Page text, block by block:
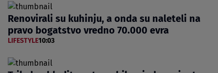
Renovirali su kuhinju, a onda su naleteli na
pravo bogatstvo vredno 70.000 evra
LIFESTYLE10:03